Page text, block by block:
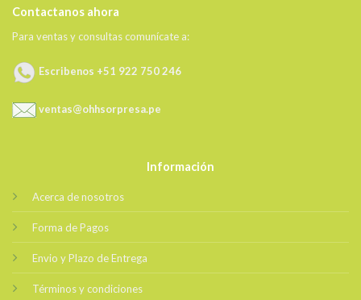
Contactanos ahora
Para ventas y consultas comunícate a:
Escribenos +51 922 750 246
ventas@ohhsorpresa.pe
Información
Acerca de nosotros
Forma de Pagos
Envio y Plazo de Entrega
Términos y condiciones